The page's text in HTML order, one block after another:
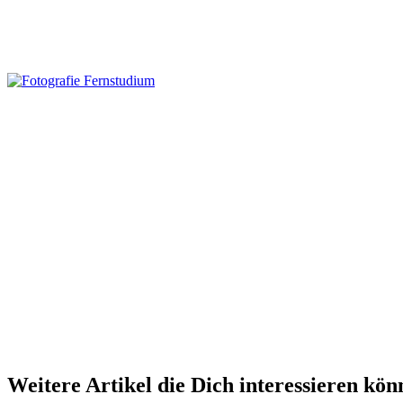
Weitere Artikel die Dich interessieren